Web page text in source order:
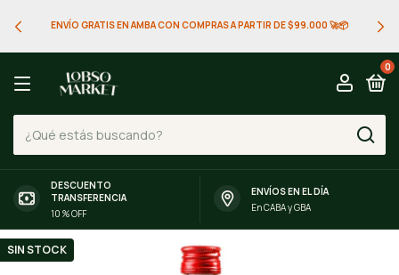
ENVÍO GRATIS EN AMBA CON COMPRAS A PARTIR DE $99.000 🚀📦
0
DESCUENTO
TRANSFERENCIA
10 % OFF
ENVÍOS EN EL DÍA
En CABA y GBA
SIN STOCK